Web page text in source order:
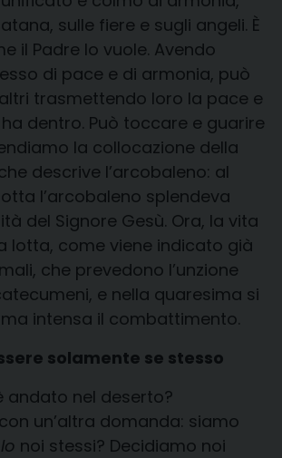
sulle fiere e sugli angeli. È
il Padre lo vuole. Avendo
di pace e di armonia, può
trasmettendo loro la pace e
dentro. Può toccare e guarire
la collocazione della
descrive l’arcobaleno: al
l’arcobaleno splendeva
del Signore Gesù. Ora, la vita
lotta, come viene indicato già
che prevedono l’unzione
e nella quaresima si
intensa il combattimento.
solamente se stesso
andato nel deserto?
un’altra domanda: siamo
noi stessi? Decidiamo noi